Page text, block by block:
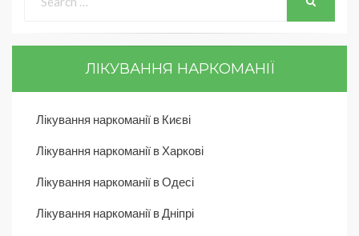
ЛІКУВАННЯ НАРКОМАНІЇ
Лікування наркоманії в Києві
Лікування наркоманії в Харкові
Лікування наркоманії в Одесі
Лікування наркоманії в Дніпрі